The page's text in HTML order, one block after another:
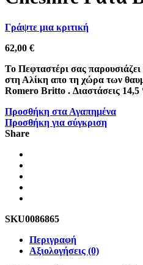
Γράψτε μια κριτική
62,00 €
Το Πεφταστέρι σας παρουσιάζει
στη Αλίκη απο τη χώρα των
Romero Britto . Διαστάσεις 14,5
Προσθήκη στα Αγαπημένα
Προσθήκη για σύγκριση
Share
SKU0086865
Περιγραφή
Αξιολογήσεις (0)